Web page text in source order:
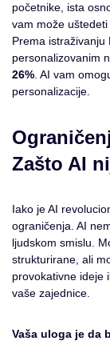
početnike, ista
vam može uštedeti
Prema istraživanju
personalizovanim
26% . AI vam
personalizacije.
Zašto AI
Iako je AI
ograničenja. AI
ljudskom smislu.
strukturirane, ali
provokativne ideje
vaše zajednice.
Vaša uloga je da